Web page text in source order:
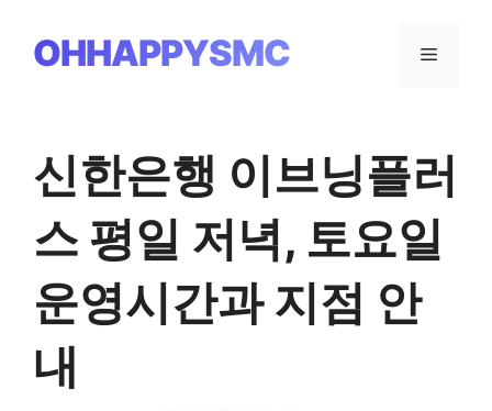
contentOHHAPPYSMC Menu
신한은행 이브닝플러
스 평일 저녁, 토요일
운영시간과 지점 안
내